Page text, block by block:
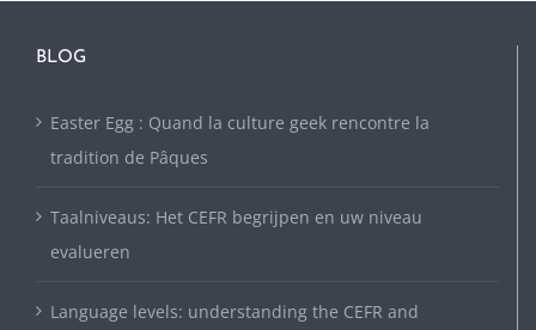
BLOG
Easter Egg : Quand la culture geek rencontre la
tradition de Pâques
Taalniveaus: Het CEFR begrijpen en uw niveau
evalueren
Language levels: understanding the CEFR and